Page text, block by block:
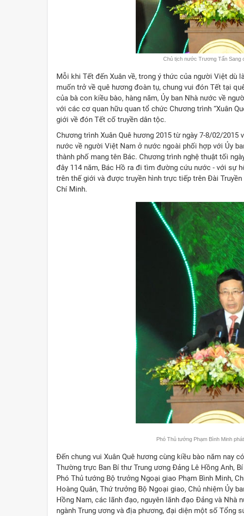
Chủ tịch nước Trương Tấn Sang
Mỗi khi Tết đến Xuân về, trong ý thức của người Việt dù
muốn trở về quê hương đoàn tụ, chung vui đón Tết tại
của bà con kiều bào, hàng năm, Ủy ban Nhà nước về
với các cơ quan hữu quan tổ chức Chương trình “Xuân
giới về đón Tết cố truyền dân tộc.
Chương trình Xuân Quê hương 2015 từ ngày 7-8/02/2015
nước về người Việt Nam ở nước ngoài phối hợp với Ủy
thành phố mang tên Bác. Chương trình nghệ thuật tối
đây 114 năm, Bác Hồ ra đi tìm đường cứu nước - với sự
trên thế giới và được truyền hình trực tiếp trên Đài
Chí Minh.
Phó Thủ tướng Phạm Bình Minh
Đến chung vui Xuân Quê hương cùng kiều bào năm nay
Thường trực Ban Bí thư Trung ương Đảng Lê Hồng Anh,
Phó Thủ tướng Bộ trưởng Ngoại giao Phạm Bình Minh,
Hoàng Quân, Thứ trưởng Bộ Ngoại giao, Chủ nhiệm Ủy
Hồng Nam, các lãnh đạo, nguyên lãnh đạo Đảng và
ngành Trung ương và địa phương, đại diện một số Tổng